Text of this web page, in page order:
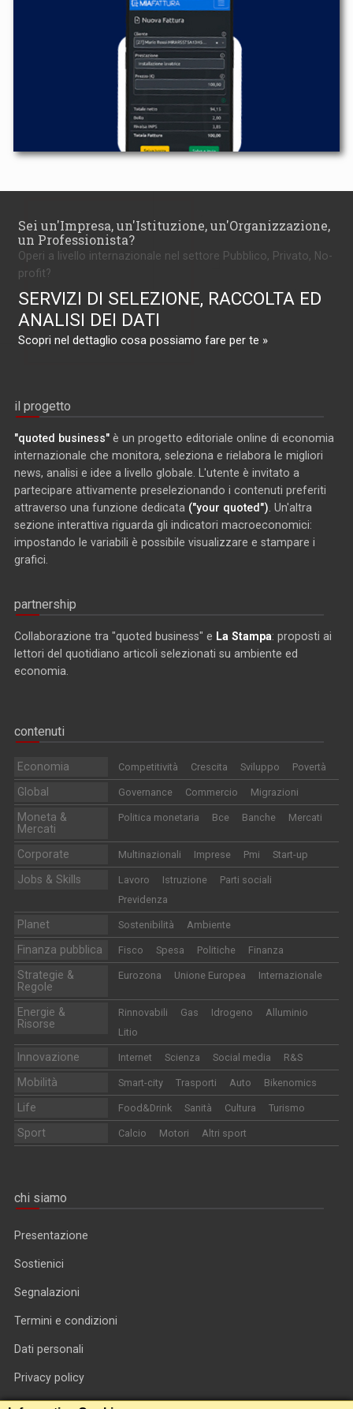
Sei un'Impresa, un'Istituzione, un'Organizzazione,
un Professionista?
Operi a livello internazionale nel settore Pubblico, Privato, No-
profit?
SERVIZI DI SELEZIONE, RACCOLTA ED
ANALISI DEI DATI
Scopri nel dettaglio cosa possiamo fare per te »
il progetto
"quoted business" è un progetto editoriale online di economia
internazionale che monitora, seleziona e rielabora le migliori
news, analisi e idee a livello globale. L'utente è invitato a
partecipare attivamente preselezionando i contenuti preferiti
attraverso una funzione dedicata ("your quoted") . Un'altra
sezione interattiva riguarda gli indicatori macroeconomici:
impostando le variabili è possibile visualizzare e stampare i
grafici.
partnership
Collaborazione tra "quoted business" e La Stampa: proposti ai
lettori del quotidiano articoli selezionati su ambiente ed
economia.
contenuti
Economia Competitività Crescita Sviluppo Povertà
Global Governance Commercio Migrazioni
Moneta &
Mercati
Politica monetaria Bce Banche Mercati
Corporate Multinazionali Imprese Pmi Start-up
Jobs & Skills Lavoro Istruzione
Parti sociali
Previdenza
Planet Sostenibilità Ambiente
Finanza pubblica Fisco Spesa Politiche Finanza
Strategie &
Regole
Eurozona Unione Europea Internazionale
Energie &
Risorse
Rinnovabili Gas Idrogeno
Alluminio
Litio
Innovazione Internet Scienza Social media R&S
Mobilità Smart-city Trasporti Auto Bikenomics
Life Food&Drink Sanità Cultura Turismo
Sport Calcio Motori Altri sport
chi siamo
Presentazione
Sostienici
Segnalazioni
Termini e condizioni
Dati personali
Privacy policy
Informativa cookie